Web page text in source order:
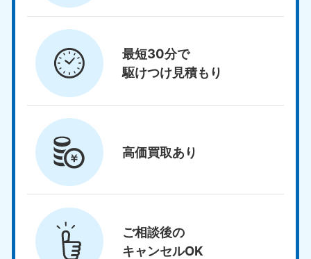
最短30分で
駆けつけ見積もり
高価買取あり
ご相談後の
キャンセルOK